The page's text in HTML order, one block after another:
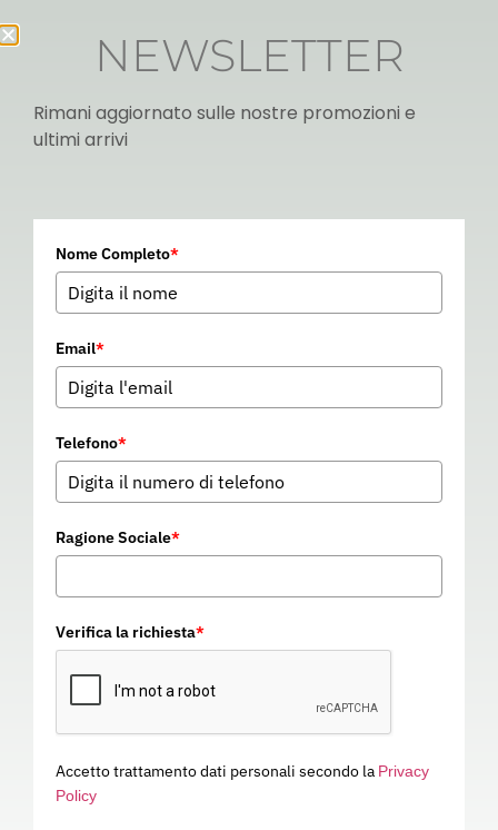
NEWSLETTER
Rimani aggiornato sulle nostre promozioni e
ultimi arrivi
Nome Completo*
Email*
Telefono*
Ragione Sociale*
Verifica la richiesta*
Accetto trattamento dati personali secondo la Privacy
Policy